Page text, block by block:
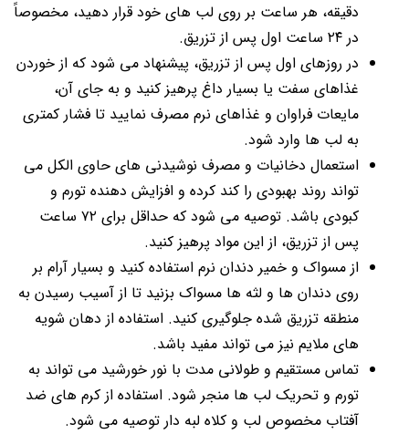
دقیقه، هر ساعت بر روی لب های خود قرار دهید، مخصوصاً
در ۲۴ ساعت اول پس از تزریق.
در روزهای اول پس از تزریق، پیشنهاد می شود که از خوردن
غذاهای سفت یا بسیار داغ پرهیز کنید و به جای آن،
مایعات فراوان و غذاهای نرم مصرف نمایید تا فشار کمتری
به لب ها وارد شود.
استعمال دخانیات و مصرف نوشیدنی های حاوی الکل می
تواند روند بهبودی را کند کرده و افزایش دهنده تورم و
کبودی باشد. توصیه می شود که حداقل برای ۷۲ ساعت
پس از تزریق، از این مواد پرهیز کنید.
از مسواک و خمیر دندان نرم استفاده کنید و بسیار آرام بر
روی دندان ها و لثه ها مسواک بزنید تا از آسیب رسیدن به
منطقه تزریق شده جلوگیری کنید. استفاده از دهان شویه
های ملایم نیز می تواند مفید باشد.
تماس مستقیم و طولانی مدت با نور خورشید می تواند به
تورم و تحریک لب ها منجر شود. استفاده از کرم های ضد
آفتاب مخصوص لب و کلاه لبه دار توصیه می شود.